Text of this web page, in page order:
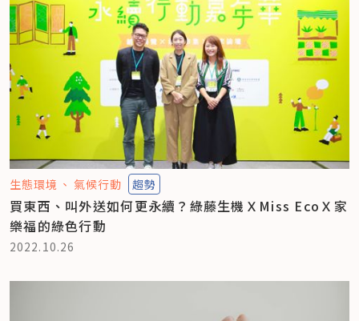
生態環境 氣候行動 趨勢
買東西、叫外送如何更永續？綠藤生機ＸMiss EcoＸ家
樂福的綠色行動
2022.10.26